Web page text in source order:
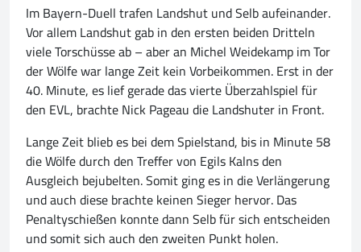
Im Bayern-Duell trafen Landshut und Selb aufeinander.
Vor allem Landshut gab in den ersten beiden Dritteln
viele Torschüsse ab – aber an Michel Weidekamp im Tor
der Wölfe war lange Zeit kein Vorbeikommen. Erst in der
40. Minute, es lief gerade das vierte Überzahlspiel für
den EVL, brachte Nick Pageau die Landshuter in Front.
Lange Zeit blieb es bei dem Spielstand, bis in Minute 58
die Wölfe durch den Treffer von Egils Kalns den
Ausgleich bejubelten. Somit ging es in die Verlängerung
und auch diese brachte keinen Sieger hervor. Das
Penaltyschießen konnte dann Selb für sich entscheiden
und somit sich auch den zweiten Punkt holen.